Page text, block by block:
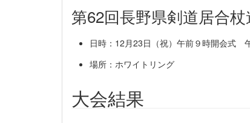
第62回長野県剣道居合杖
日時：12月23日（祝）午前９時開会式
場所：ホワイトリング
大会結果